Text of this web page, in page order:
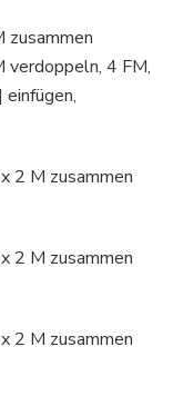
zusammen
verdoppeln, 4 FM,
2 M zusammen
2 M zusammen
2 M zusammen